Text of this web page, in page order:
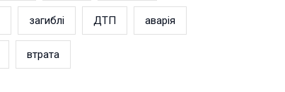
загиблі ДТП аварія
втрата